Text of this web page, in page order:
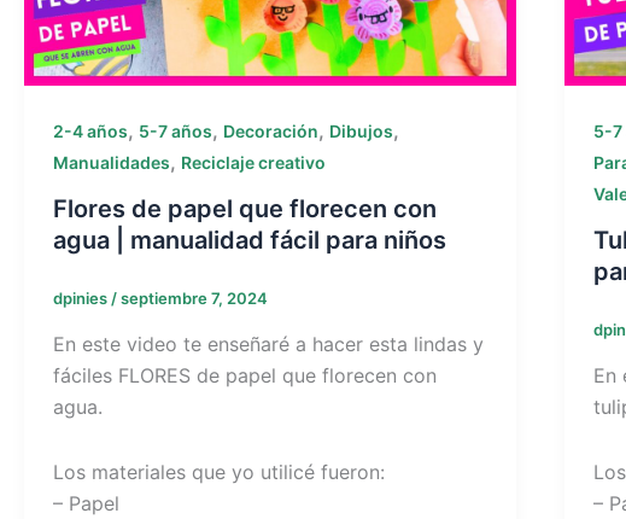
2-4 años, 5-7 años, Decoración, Dibujos,
Manualidades, Reciclaje creativo
Flores de papel que florecen con
agua | manualidad fácil para niños
dpinies/septiembre 7, 2024
En este video te enseñaré a hacer esta lindas y
fáciles FLORES de papel que florecen con
agua.
Los materiales que yo utilicé fueron:
– Papel
5-7
En
–